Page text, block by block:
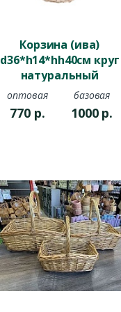
Корзина (ива)
d36*h14*hh40см круг
натуральный
оптовая
770 р.
базовая
1000 р.